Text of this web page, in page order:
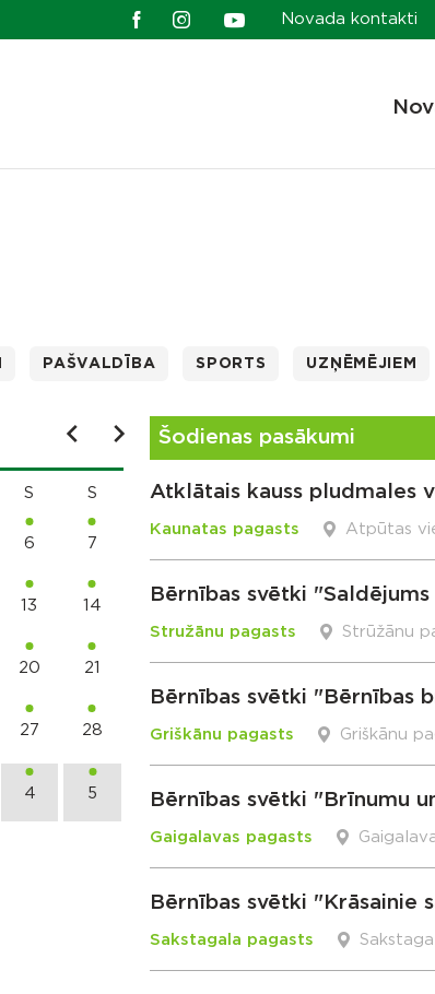
Novada kontakti
PAŠVALDĪBA SPORTS UZŅĒMĒJIEM
S S
6 7
13 14
20 21
27 28
4 5
Šodienas pasākumi
Atklātais kauss pludmales
Kaunatas pagasts Atpūtas
Bērnības svētki
Stružānu pagasts Strūžānu
Bērnības svētki "Bērnības
Griškānu pagasts Griškānu
Bērnības svētki "Brīnumu
Gaigalavas pagasts
Bērnības svētki "Krāsainie
Sakstagala pagasts